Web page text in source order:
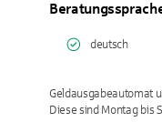
deutsch
Geldausgabeautomat
Diese sind Montag bis